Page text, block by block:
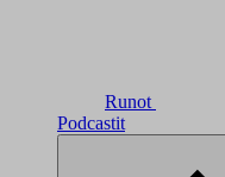
Runot
Podcastit